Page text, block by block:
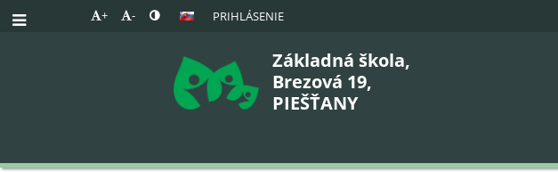
+ - PRIHLÁSENIE
Základná škola,
Brezová 19,
PIEŠŤANY